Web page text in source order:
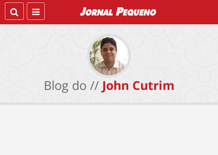
Blog do // John Cutrim